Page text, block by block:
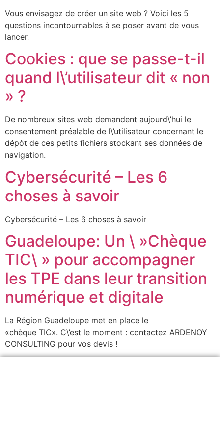
Vous envisagez de créer un site web ? Voici les 5
questions incontournables à se poser avant de vous
lancer.
Cookies : que se passe-t-il
quand l\’utilisateur dit « non
» ?
De nombreux sites web demandent aujourd\’hui le
consentement préalable de l\’utilisateur concernant le
dépôt de ces petits fichiers stockant ses données de
navigation.
Cybersécurité – Les 6
choses à savoir
Cybersécurité – Les 6 choses à savoir
Guadeloupe: Un \ »Chèque
TIC\ » pour accompagner
les TPE dans leur transition
numérique et digitale
La Région Guadeloupe met en place le
«chèque TIC». C\’est le moment : contactez ARDENOY
CONSULTING pour vos devis !